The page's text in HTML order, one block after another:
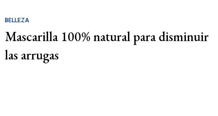
BELLEZA
Mascarilla 100% natural para disminuir
las arrugas